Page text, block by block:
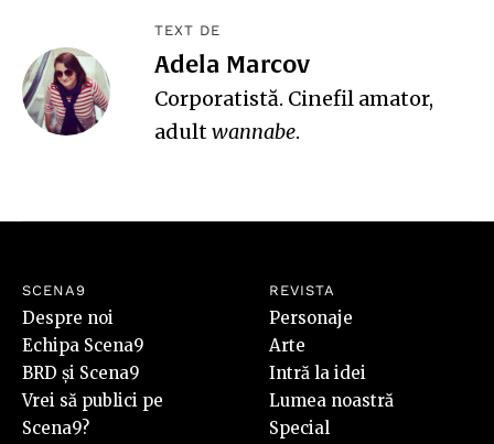
TEXT DE
Adela Marcov
Corporatistă. Cinefil amator,
adultwannabe.
SCENA9
Despre noi
Echipa Scena9
BRD și Scena9
Vrei să publici pe
Scena9?
REVISTA
Personaje
Arte
Intră la idei
Lumea noastră
Special